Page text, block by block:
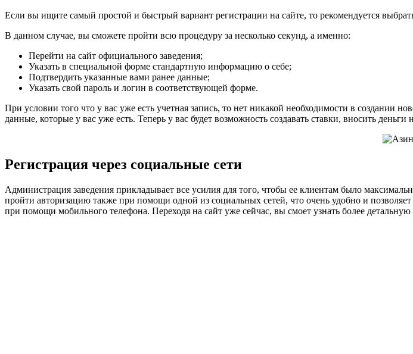
Если вы ищите самый простой и быстрый вариант регистрации на сайте, то рекомендуется
В данном случае, вы сможете пройти всю процедуру за несколько секунд, а именно:
Перейти на сайт официального заведения;
Указать в специальной форме стандартную информацию о себе;
Подтвердить указанные вами ранее данные;
Указать свой пароль и логин в соответствующей форме.
При условии того что у вас уже есть учетная запись, то нет никакой необходимости в создании
данные, которые у вас уже есть. Теперь у вас будет возможность создавать ставки, вносить
Регистрация через социальные сети
Администрация заведения прикладывает все усилия для того, чтобы ее клиентам было
пройти авторизацию также при помощи одной из социальных сетей, что очень удобно и
при помощи мобильного телефона. Переходя на сайт уже сейчас, вы смоет узнать более